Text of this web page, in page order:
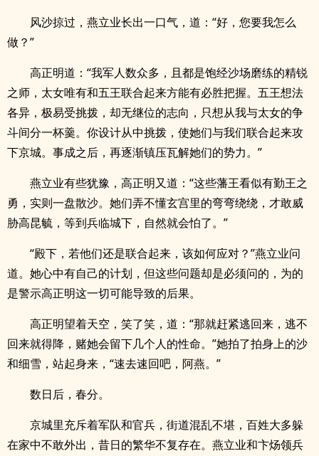
风沙掠过，燕立业长出一口气，道：“好，您要我怎么
做？”
高正明道：“我军人数众多，且都是饱经沙场磨练的精锐
之师，太女唯有和五王联合起来方能有必胜把握。五王想法
各异，极易受挑拨，却无继位的志向，只想从我与太女的争
斗间分一杯羹。你设计从中挑拨，使她们与我们联合起来攻
下京城。事成之后，再逐渐镇压瓦解她们的势力。”
燕立业有些犹豫，高正明又道：“这些藩王看似有勤王之
勇，实则一盘散沙。她们弄不懂玄宫里的弯弯绕绕，才敢威
胁高昆毓，等到兵临城下，自然就会怕了。”
“殿下，若他们还是联合起来，该如何应对？”燕立业问
道。她心中有自己的计划，但这些问题却是必须问的，为的
是警示高正明这一切可能导致的后果。
高正明望着天空，笑了笑，道：“那就赶紧逃回来，逃不
回来就得降，赌她会留下几个人的性命。”她拍了拍身上的沙
和细雪，站起身来，“速去速回吧，阿燕。”
数日后，春分。
京城里充斥着军队和官兵，街道混乱不堪，百姓大多躲
在家中不敢外出，昔日的繁华不复存在。燕立业和卞炀领兵